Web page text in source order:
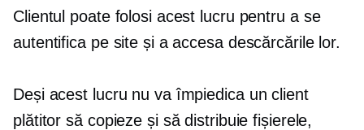
Clientul poate folosi acest lucru pentru a se
autentifica pe site și a accesa descărcările lor.
Deși acest lucru nu va împiedica un client
plătitor să copieze și să distribuie fișierele,